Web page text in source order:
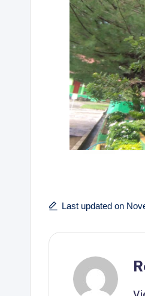
Last updated on